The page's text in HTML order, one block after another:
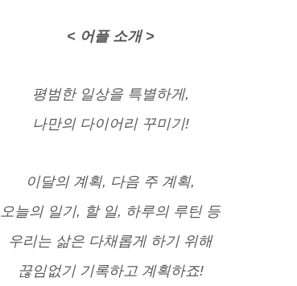
< 어플 소개 >
평범한 일상을 특별하게,
나만의 다이어리 꾸미기!
이달의 계획, 다음 주 계획,
오늘의 일기, 할 일, 하루의 루틴 등
우리는 삶은 다채롭게 하기 위해
끊임없기 기록하고 계획하죠!